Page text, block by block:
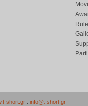
short.gr : info@t-short.gr